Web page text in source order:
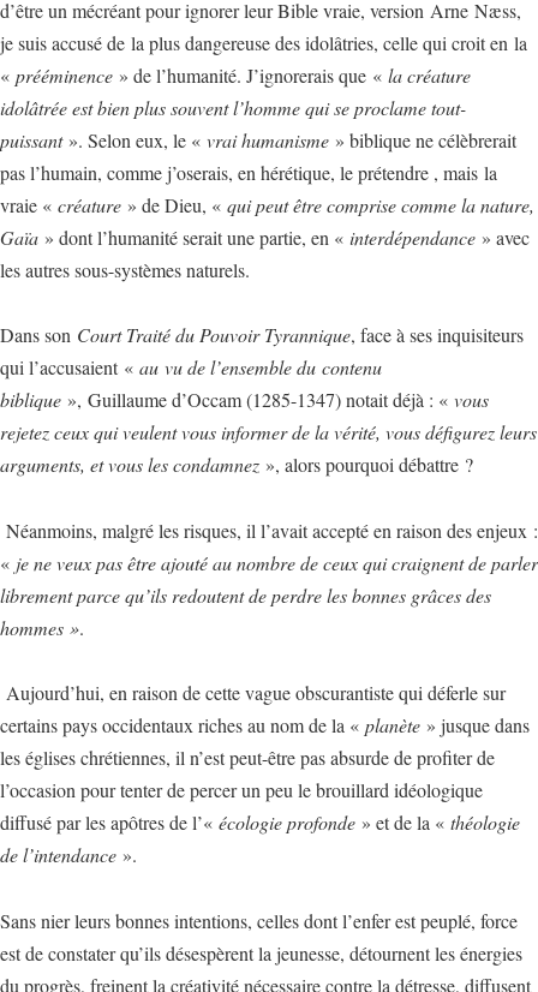
d’être un mécréant pour ignorer leur Bible vraie, version Arne Næss,
je suis accusé de la plus dangereuse des idolâtries, celle qui croit en la
« prééminence » de l’humanité. J’ignorerais que « la créature
idolâtrée est bien plus souvent l’homme qui se proclame tout-
puissant». Selon eux, le « vrai humanisme » biblique ne célèbrerait
pas l’humain, comme j’oserais, en hérétique, le prétendre , mais la
vraie « créature » de Dieu, « qui peut être comprise comme la nature,
Gaïa » dont l’humanité serait une partie, en « interdépendance » avec
les autres sous-systèmes naturels.
Dans son Court Traité du Pouvoir Tyrannique, face à ses inquisiteurs
qui l’accusaient « au vu de l’ensemble du contenu
biblique », Guillaume d’Occam (1285-1347) notait déjà : « vous
rejetez ceux qui veulent vous informer de la vérité, vous défigurez leurs
arguments, et vous les condamnez », alors pourquoi débattre ?
Néanmoins, malgré les risques, il l’avait accepté en raison des enjeux :
« je ne veux pas être ajouté au nombre de ceux qui craignent de parler
librement parce qu’ils redoutent de perdre les bonnes grâces des
hommes ».
Aujourd’hui, en raison de cette vague obscurantiste qui déferle sur
certains pays occidentaux riches au nom de la « planète » jusque dans
les églises chrétiennes, il n’est peut-être pas absurde de profiter de
l’occasion pour tenter de percer un peu le brouillard idéologique
diffusé par les apôtres de l’« écologie profonde » et de la « théologie
de l’intendance ».
Sans nier leurs bonnes intentions, celles dont l’enfer est peuplé, force
est de constater qu’ils désespèrent la jeunesse, détournent les énergies
du progrès, freinent la créativité nécessaire contre la détresse, diffusent